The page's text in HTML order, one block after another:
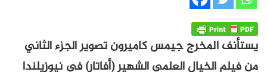
يستأنف المخرج جيمس كاميرون تصوير الجزء الثاني
من فيلم الخيال العلمي الشهير (أفاتار) في نيوزيلندا